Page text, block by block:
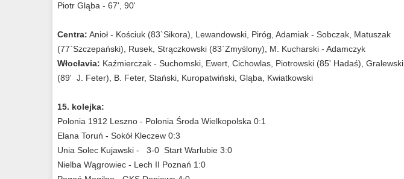
Piotr Gląba - 67', 90'
Centra: Anioł - Kościuk (83`Sikora), Lewandowski, Piróg, Adamiak - Sobczak, Matuszak
(77`Szczepański), Rusek, Strączkowski (83`Zmyślony), M. Kucharski - Adamczyk
Włocłavia: Kaźmierczak - Suchomski, Ewert, Cichowlas, Piotrowski (85' Hadaś), Gralewski
(89' J. Feter), B. Feter, Stański, Kuropatwiński, Gląba, Kwiatkowski
15. kolejka:
Polonia 1912 Leszno - Polonia Środa Wielkopolska 0:1
Elana Toruń - Sokół Kleczew 0:3
Unia Solec Kujawski - 3-0 Start Warlubie 3:0
Nielba Wągrowiec - Lech II Poznań 1:0